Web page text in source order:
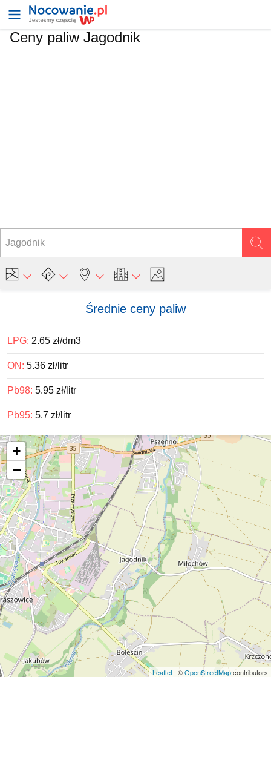
Ceny paliw Jagodnik
Średnie ceny paliw
LPG: 2.65 zł/dm3
ON: 5.36 zł/litr
Pb98: 5.95 zł/litr
Pb95: 5.7 zł/litr
+
−
Leaflet | ©OpenStreetMapcontributors